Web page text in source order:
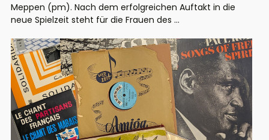
Meppen (pm). Nach dem erfolgreichen Auftakt in die
neue Spielzeit steht für die Frauen des ...